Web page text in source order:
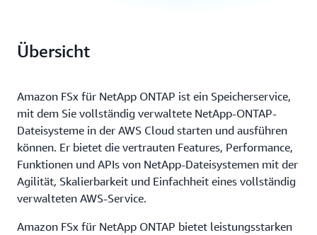
Übersicht
Amazon FSx für NetApp ONTAP ist ein Speicherservice,
mit dem Sie vollständig verwaltete NetApp-ONTAP-
Dateisysteme in der AWS Cloud starten und ausführen
können. Er bietet die vertrauten Features, Performance,
Funktionen und APIs von NetApp-Dateisystemen mit der
Agilität, Skalierbarkeit und Einfachheit eines vollständig
verwalteten AWS-Service.
Amazon FSx für NetApp ONTAP bietet leistungsstarken